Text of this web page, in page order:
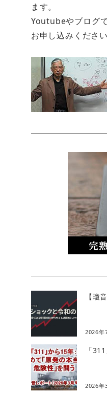
ます。
Youtubeやブログ
お申し込みください
【瓊
2026年
「
2026年